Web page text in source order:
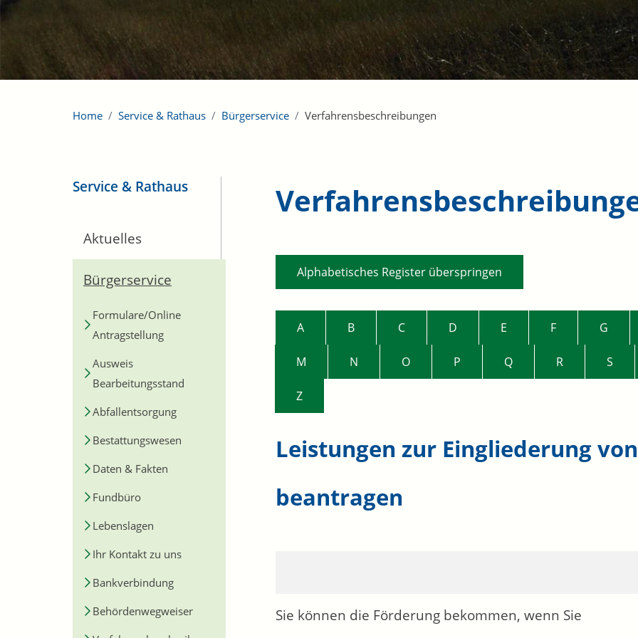
Home Service & Rathaus Bürgerservice Verfahrensbeschreibungen
Service & Rathaus
Aktuelles
Bürgerservice
Formulare/Online
Antragstellung
Ausweis
Bearbeitungsstand
Abfallentsorgung
Bestattungswesen
Daten & Fakten
Fundbüro
Lebenslagen
Ihr Kontakt zu uns
Bankverbindung
Behördenwegweiser
Alphabetisches Register überspringen
A B C D E F G
M N O P Q R S
Z
Leistungen zur Eingliederung
beantragen
Sie können die Förderung bekommen, wenn Sie